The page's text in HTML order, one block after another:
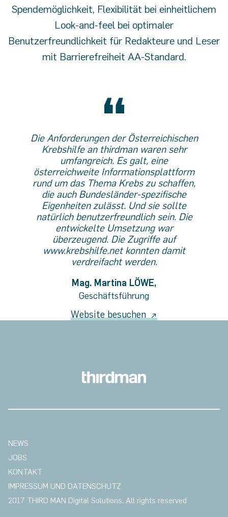
Spendemöglichkeit, Flexibilität bei einheitlichem
Look-and-feel bei optimaler
Benutzerfreundlichkeit für Redakteure und Leser
mit Barrierefreiheit AA-Standard.
Die Anforderungen der Österreichischen
Krebshilfe an thirdman waren sehr
umfangreich. Es galt, eine
österreichweite Informationsplattform
rund um das Thema Krebs zu schaffen,
die auch Bundesländer-spezifische
Eigenheiten zulässt. Und sie sollte
natürlich benutzerfreundlich sein. Die
entwickelte Umsetzung war
überzeugend. Die Zugriffe auf
www.krebshilfe.net konnten damit
verdreifacht werden.
Mag. Martina LÖWE,
Geschäftsführung
Website besuchen
NEWS
JOBS
KONTAKT
IMPRESSUM UND DATENSCHUTZ
2017 THIRD MAN Digital Solutions. All rights reserved